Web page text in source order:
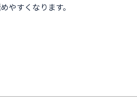
やすくなります。